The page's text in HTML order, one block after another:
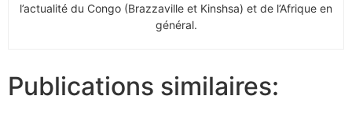
l’actualité du Congo (Brazzaville et Kinshsa) et de l’Afrique en
général.
Publications similaires: